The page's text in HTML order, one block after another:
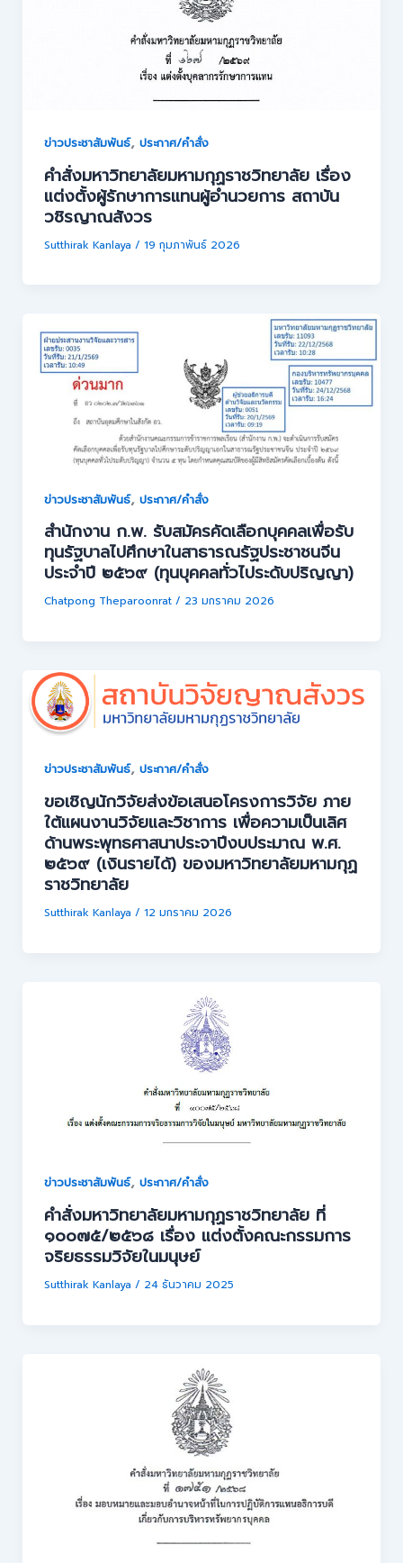
ข่าวประชาสัมพันธ์, ประกาศ/คำสั่ง
คำสั่งมหาวิทยาลัยมหามกุฏราชวิทยาลัย เรื่อง
แต่งตั้งผู้รักษาการแทนผู้อำนวยการ สถาบัน
วชิรญาณสังวร
Sutthirak Kanlaya / 19 กุมภาพันธ์ 2026
ข่าวประชาสัมพันธ์, ประกาศ/คำสั่ง
สำนักงาน ก.พ. รับสมัครคัดเลือกบุคคลเพื่อรับ
ทุนรัฐบาลไปศึกษาในสาธารณรัฐประชาชนจีน
ประจำปี ๒๕๖๙ (ทุนบุคคลทั่วไประดับปริญญา)
Chatpong Theparoonrat / 23 มกราคม 2026
ข่าวประชาสัมพันธ์, ประกาศ/คำสั่ง
ขอเชิญนักวิจัยส่งข้อเสนอโครงการวิจัย ภาย
ใต้แผนงานวิจัยและวิชาการ เพื่อความเป็นเลิศ
ด้านพระพุทธศาสนาประจาปีงบประมาณ พ.ศ.
๒๕๖๙ (เงินรายได้) ของมหาวิทยาลัยมหามกุฏ
ราชวิทยาลัย
Sutthirak Kanlaya / 12 มกราคม 2026
ข่าวประชาสัมพันธ์, ประกาศ/คำสั่ง
คำสั่งมหาวิทยาลัยมหามกุฏราชวิทยาลัย ที่
๑๐๐๗๕/๒๕๖๘ เรื่อง แต่งตั้งคณะกรรมการ
จริยธรรมวิจัยในมนุษย์
Sutthirak Kanlaya / 24 ธันวาคม 2025